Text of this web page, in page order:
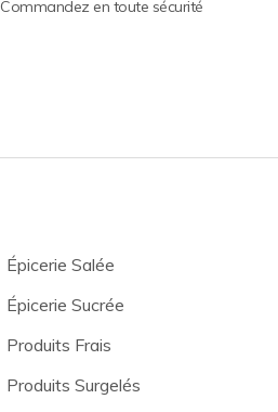
Commandez en toute sécurité
Épicerie Salée
Épicerie Sucrée
Produits Frais
Produits Surgelés